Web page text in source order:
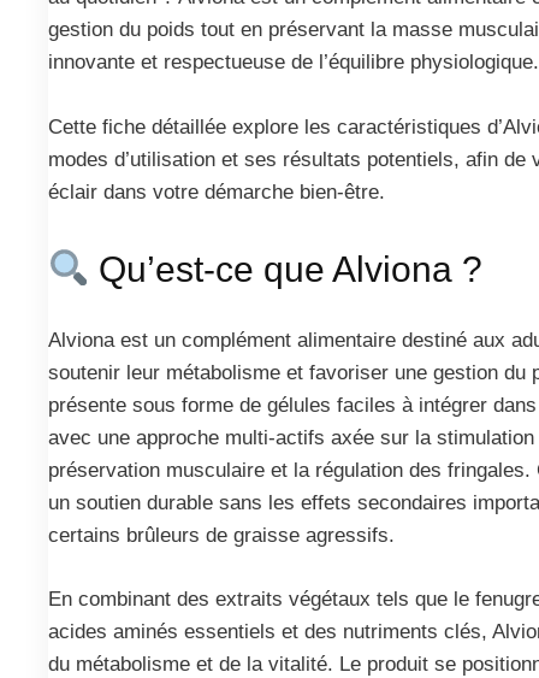
gestion du poids tout en préservant la masse
innovante et respectueuse de l’équilibre physiologique.
Cette fiche détaillée explore les caractéristiques
modes d’utilisation et ses résultats potentiels, afin de
éclair dans votre démarche bien-être.
Qu’est-ce que Alviona ?
Alviona est un complément alimentaire destiné aux
soutenir leur métabolisme et favoriser une gestion du
présente sous forme de gélules faciles à intégrer
avec une approche multi-actifs axée sur la
préservation musculaire et la régulation des
un soutien durable sans les effets secondaires
certains brûleurs de graisse agressifs.
En combinant des extraits végétaux tels que le
acides aminés essentiels et des nutriments clés,
du métabolisme et de la vitalité. Le produit se